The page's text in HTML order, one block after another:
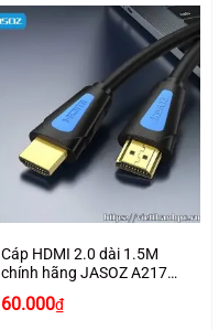
Cáp HDMI 2.0 dài 1.5M
chính hãng JASOZ A217
60.000₫